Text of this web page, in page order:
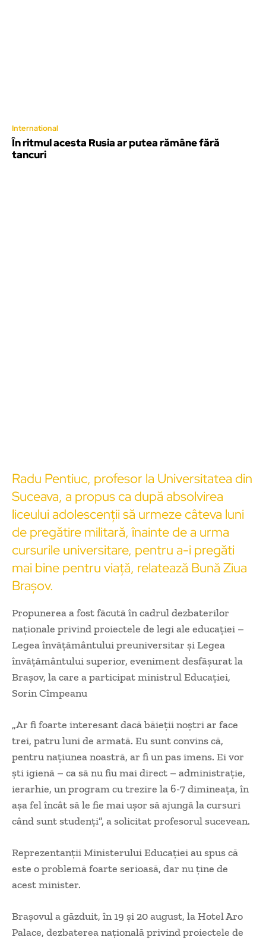
International
În ritmul acesta Rusia ar putea rămâne fără
tancuri
Radu Pentiuc, profesor la Universitatea din
Suceava, a propus ca după absolvirea
liceului adolescenții să urmeze câteva luni
de pregătire militară, înainte de a urma
cursurile universitare, pentru a-i pregăti
mai bine pentru viață, relatează Bună Ziua
Brașov.
Propunerea a fost făcută în cadrul dezbaterilor
naţionale privind proiectele de legi ale educaţiei –
Legea învăţământului preuniversitar şi Legea
învăţământului superior, eveniment desfășurat la
Brașov, la care a participat ministrul Educaţiei,
Sorin Cîmpeanu
„Ar fi foarte interesant dacă băieţii noştri ar face
trei, patru luni de armată. Eu sunt convins că,
pentru naţiunea noastră, ar fi un pas imens. Ei vor
şti igienă – ca să nu fiu mai direct – administraţie,
ierarhie, un program cu trezire la 6-7 dimineaţa, în
aşa fel încât să le fie mai uşor să ajungă la cursuri
când sunt studenţi”, a solicitat profesorul sucevean.
Reprezentanţii Ministerului Educaţiei au spus că
este o problemă foarte serioasă, dar nu ţine de
acest minister.
Braşovul a găzduit, în 19 şi 20 august, la Hotel Aro
Palace, dezbaterea naţională privind proiectele de